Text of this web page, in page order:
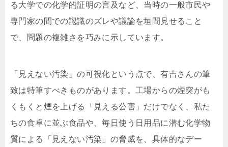
る大学での化学的証明の言及など、当時の一般市民や
専門家の間での認識のズレや議論を垣間見せること
で、問題の複雑さを巧みに示しています。
「見えない汚染」の可視化という点で、有吉さんの筆
致は特筆すべきものがあります。工場からの煙突がも
くもくと煙を上げる「見える公害」だけでなく、私た
ちの食卓に並ぶ食品や、毎日使う日用品に潜む化学物
質による「見えない汚染」の脅威を、具体的なデー